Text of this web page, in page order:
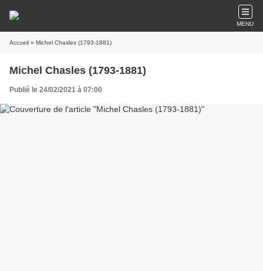
MENU
Accueil » Michel Chasles (1793-1881)
Michel Chasles (1793-1881)
Publié le 24/02/2021 à 07:00